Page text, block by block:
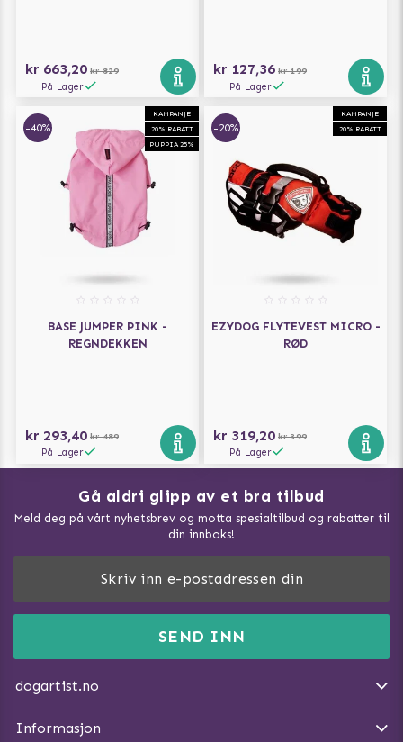
kr 663,20 kr 829
På Lager
kr 127,36 kr 199
På Lager
KAMPANJE
20% RABATT
PUPPIA 25%
-40%
BASE JUMPER PINK -
REGNDEKKEN
kr 293,40 kr 489
På Lager
KAMPANJE
20% RABATT
-20%
EZYDOG FLYTEVEST MICRO -
RØD
kr 319,20 kr 399
På Lager
Gå aldri glipp av et bra tilbud
Meld deg på vårt nyhetsbrev og motta spesialtilbud og rabatter til
din innboks!
SEND INN
dogartist.no
Dogartist.no eies og driftes av Purefun Org. nr: 918582711
E-post: info@doggie.no
Informasjon
Angre avtalen
Slik måler du din hund